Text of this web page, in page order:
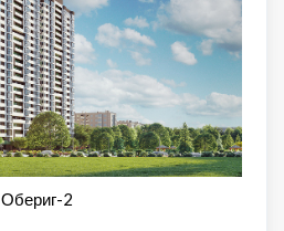
Обериг-2